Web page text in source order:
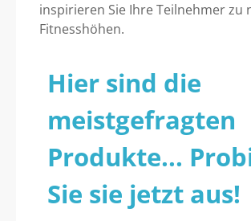
inspirieren Sie Ihre Teilnehmer zu
Fitnesshöhen.
Hier sind die
meistgefragten
Produkte...
Sie sie jetzt aus!